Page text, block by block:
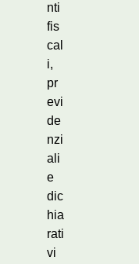
nti
fis
cal
i,
pr
evi
de
nzi
ali
e
dic
hia
rati
vi